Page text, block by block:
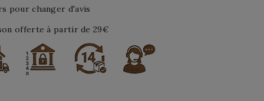
pour changer d'avis
offerte à partir de 29€